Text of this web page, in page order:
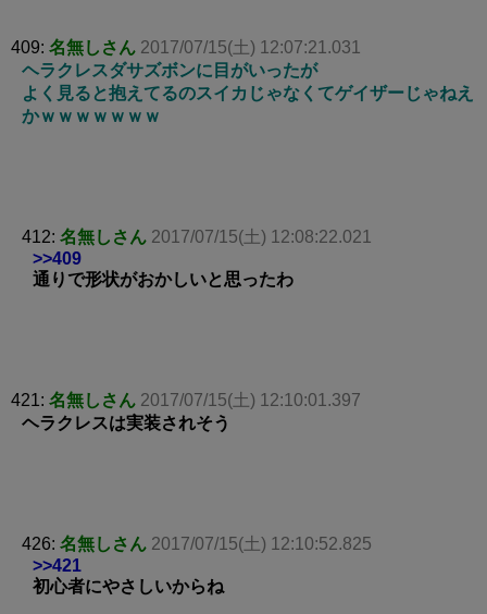
409: 名無しさん 2017/07/15(土) 12:07:21.031
ヘラクレスダサズボンに目がいったが
よく見ると抱えてるのスイカじゃなくてゲイザーじゃねえ
かｗｗｗｗｗｗｗ
412: 名無しさん 2017/07/15(土) 12:08:22.021
>>409
通りで形状がおかしいと思ったわ
421: 名無しさん 2017/07/15(土) 12:10:01.397
ヘラクレスは実装されそう
426: 名無しさん 2017/07/15(土) 12:10:52.825
>>421
初心者にやさしいからね